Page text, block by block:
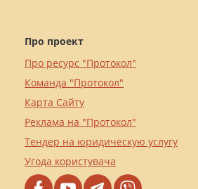
Про проект
Про ресурс "Протокол"
Команда "Протокол"
Карта Сайту
Реклама на "Протокол"
Тендер на юридическую услугу
Угода користувача